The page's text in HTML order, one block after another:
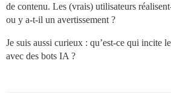
de contenu. Les (vrais) utilisateurs
ou y a-t-il un avertissement ?
Je suis aussi curieux : qu’est-ce qui incite
avec des bots IA ?